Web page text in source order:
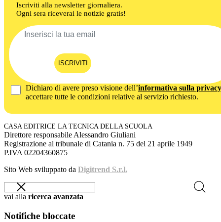
Iscriviti alla newsletter giornaliera.
Ogni sera riceverai le notizie gratis!
ISCRIVITI
Dichiaro di avere preso visione dell’informativa sulla privacy
accettare tutte le condizioni relative al servizio richiesto.
CASA EDITRICE LA TECNICA DELLA SCUOLA
Direttore responsabile Alessandro Giuliani
Registrazione al tribunale di Catania n. 75 del 21 aprile 1949
P.IVA 02204360875
Sito Web sviluppato da Digitrend S.r.l.
vai alla ricerca avanzata
Notifiche bloccate